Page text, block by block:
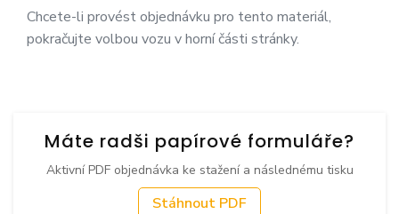
Chcete-li provést objednávku pro tento materiál,
pokračujte volbou vozu v horní části stránky.
Máte radši papírové formuláře?
Aktivní PDF objednávka ke stažení a následnému tisku
Stáhnout PDF